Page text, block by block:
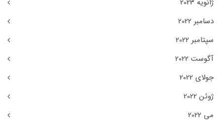
دسامبر 2022
سپتامبر 2022
آگوست 2022
جولای 2022
ژوئن 2022
می 2022